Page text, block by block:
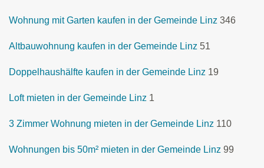
Wohnung mit Garten kaufen in der Gemeinde Linz 346
Altbauwohnung kaufen in der Gemeinde Linz 51
Doppelhaushälfte kaufen in der Gemeinde Linz 19
Loft mieten in der Gemeinde Linz 1
3 Zimmer Wohnung mieten in der Gemeinde Linz 110
Wohnungen bis 50m² mieten in der Gemeinde Linz 99